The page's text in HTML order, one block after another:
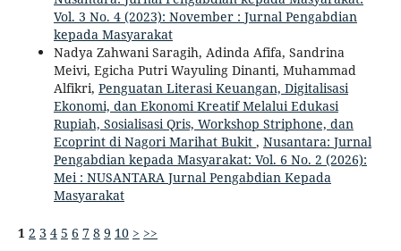
Vol. 3 No. 4 (2023): November : Jurnal Pengabdian
kepada Masyarakat
Nadya Zahwani Saragih, Adinda Afifa, Sandrina
Meivi, Egicha Putri Wayuling Dinanti, Muhammad
Alfikri, Penguatan Literasi Keuangan, Digitalisasi
Ekonomi, dan Ekonomi Kreatif Melalui Edukasi
Rupiah, Sosialisasi Qris, Workshop Striphone, dan
Ecoprint di Nagori Marihat Bukit , Nusantara: Jurnal
Pengabdian kepada Masyarakat: Vol. 6 No. 2 (2026):
Mei : NUSANTARA Jurnal Pengabdian Kepada
Masyarakat
1 2 3 4 5 6 7 8 9 10 > >>